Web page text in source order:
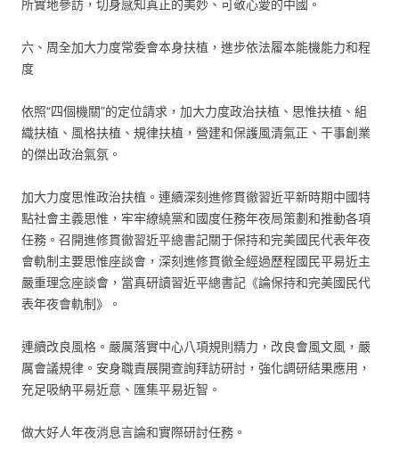
所實地參訪，切身感知真正的美妙、可敬心愛的中國。
六、周全加大力度常委會本身扶植，進步依法履本能機能力和程
度
依照“四個機關”的定位請求，加大力度政治扶植、思惟扶植、組
織扶植、風格扶植、規律扶植，營建和保護風清氣正、干事創業
的傑出政治氣氛。
加大力度思惟政治扶植。連續深刻進修貫徹習近平新時期中國特
點社會主義思惟，牢牢繚繞黨和國度任務年夜局策劃和推動各項
任務。召開進修貫徹習近平總書記關于保持和完美國民代表年夜
會軌制主要思惟座談會，深刻進修貫徹全經過歷程國民平易近主
嚴重理念座談會，當真研讀習近平總書記《論保持和完美國民代
表年夜會軌制》。
連續改良風格。嚴厲落實中心八項規則精力，改良會風文風，嚴
厲會議規律。安身職責展開查詢拜訪研討，強化調研結果應用，
充足吸納平易近意、匯集平易近智。
做大好人年夜消息言論和實際研討任務。